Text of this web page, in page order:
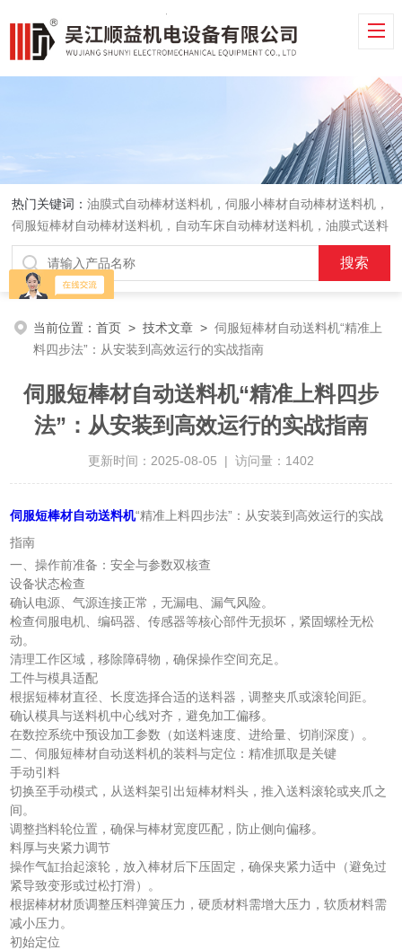
热门关键词：油膜式自动棒材送料机，伺服小棒材自动棒材送料机，
伺服短棒材自动棒材送料机，自动车床自动棒材送料机，油膜式送料
机，车床送料机
当前位置：首页 >技术文章 >伺服短棒材自动送料机“精准上
料四步法”：从安装到高效运行的实战指南
伺服短棒材自动送料机“精准上料四步
法”：从安装到高效运行的实战指南
更新时间：2025-08-05 | 访问量：1402
伺服短棒材自动送料机“精准上料四步法”：从安装到高效运行的实战
指南
一、操作前准备：安全与参数双核查
设备状态检查
确认电源、气源连接正常，无漏电、漏气风险。
检查伺服电机、编码器、传感器等核心部件无损坏，紧固螺栓无松
动。
清理工作区域，移除障碍物，确保操作空间充足。
工件与模具适配
根据短棒材直径、长度选择合适的送料器，调整夹爪或滚轮间距。
确认模具与送料机中心线对齐，避免加工偏移。
在数控系统中预设加工参数（如送料速度、进给量、切削深度）。
二、伺服短棒材自动送料机的装料与定位：精准抓取是关键
手动引料
切换至手动模式，从送料架引出短棒材料头，推入送料滚轮或夹爪之
间。
调整挡料轮位置，确保与棒材宽度匹配，防止侧向偏移。
料厚与夹紧力调节
操作气缸抬起滚轮，放入棒材后下压固定，确保夹紧力适中（避免过
紧导致变形或过松打滑）。
根据棒材材质调整压料弹簧压力，硬质材料需增大压力，软质材料需
减小压力。
初始定位